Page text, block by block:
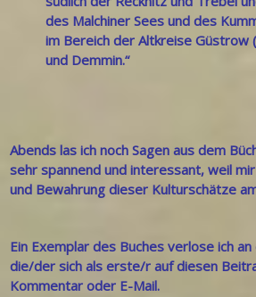
des Malchiner Sees und des
im Bereich der AltkreiseGüstrow
und Demmin.“
Abends las ich noch Sagen aus dem
sehr spannend und interessant, weil
und Bewahrung dieser Kulturschätze
Ein Exemplar des Buches verlose ich
die/der sich als erste/r auf diesen
Kommentar oder E-Mail.